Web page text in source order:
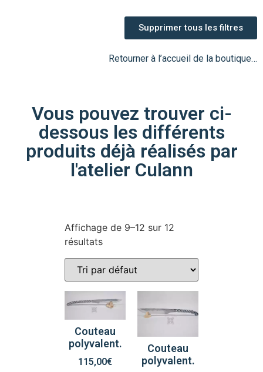
Supprimer tous les filtres
Retourner à l’accueil de la boutique…
Vous pouvez trouver ci-
dessous les différents
produits déjà réalisés par
l'atelier Culann
Affichage de 9–12 sur 12
résultats
Couteau
polyvalent.
115,00€
Couteau
polyvalent.